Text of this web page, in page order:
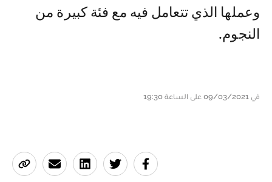
وعملها الذي تتعامل فيه مع فئة كبيرة من
النجوم.‏
في 09/03/2021 على الساعة 19:30